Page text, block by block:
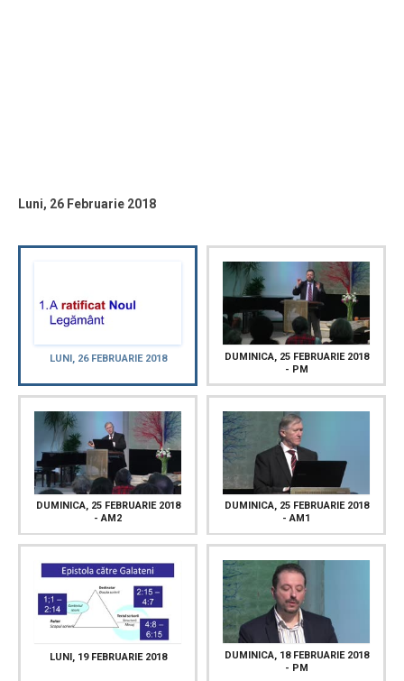
Luni, 26 Februarie 2018
LUNI, 26 FEBRUARIE 2018
DUMINICA, 25 FEBRUARIE 2018
- PM
DUMINICA, 25 FEBRUARIE 2018
- AM2
DUMINICA, 25 FEBRUARIE 2018
- AM1
LUNI, 19 FEBRUARIE 2018
DUMINICA, 18 FEBRUARIE 2018
- PM